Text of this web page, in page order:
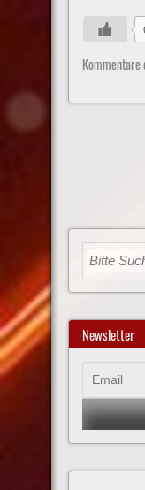
Newsletter